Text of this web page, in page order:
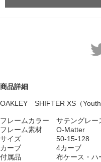
商品詳細
OAKLEY SHIFTER XS（
フレームカラー サテングレー
フレーム素材 O-Matter
サイズ 50-15-128
カーブ 4カーブ
付属品 布ケース・ハー